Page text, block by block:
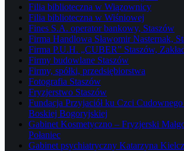
Filia biblioteczna w Wiązownicy
Filia biblioteczna w Wiśniowej
Fines S.A. operator bankowy, Staszów
Firma Handlowa Sławomir Nasternak,
Firma P.U.H. „CUBER” Staszów,
Firmy budowlane Staszów
Firmy, spółki, przedsiębiorstwa
Fotografia Staszów
Fryzjerstwo Staszów
Fundacja Przyjaciół ku Czci
Boskiej Bogoryjskiej
Gabinet Kosmetyczno – Fryzjerski
Połaniec
Gabinet psychiatryczny Katarzyna